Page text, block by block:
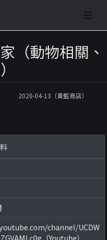
（動物相關、
2020-04-13（黃藍商店）
channel/UCDW
（Youtube）